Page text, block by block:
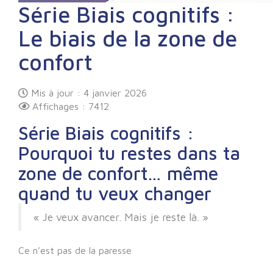
Série Biais cognitifs :
Le biais de la zone de
confort
Mis à jour : 4 janvier 2026
Affichages : 7412
Série Biais cognitifs :
Pourquoi tu restes dans ta
zone de confort… même
quand tu veux changer
« Je veux avancer. Mais je reste là. »
Ce n’est pas de la paresse